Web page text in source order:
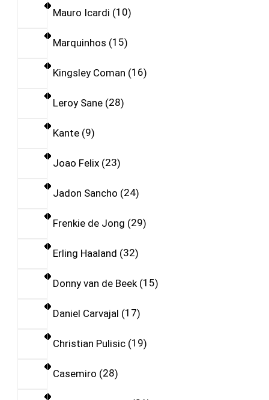
Mauro Icardi 10
Marquinhos 15
Kingsley Coman 16
Leroy Sane 28
Kante 9
Joao Felix 23
Jadon Sancho 24
Frenkie de Jong 29
Erling Haaland 32
Donny van de Beek 15
Daniel Carvajal 17
Christian Pulisic 19
Casemiro 28